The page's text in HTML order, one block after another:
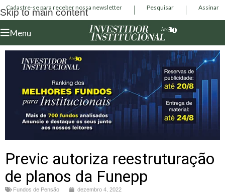
Skip to main content
Cadastre-se para receber nossa newsletter Pesquisar Assinar
Menu
Previc autoriza reestruturação
de planos da Funepp
Fundos de Pensão dezembro 4, 2022